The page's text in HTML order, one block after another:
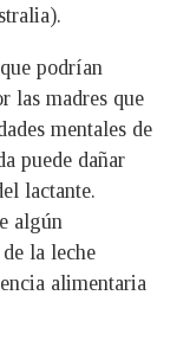
podrían
las madres que
mentales de
puede dañar
lactante.
algún
la leche
alimentaria